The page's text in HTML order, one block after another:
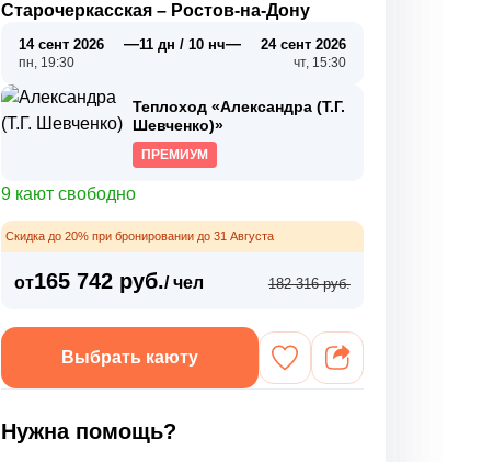
Старочеркасская – Ростов-на-Дону
14 сент 2026
пн, 19:30
—11 дн / 10 нч— 24 сент 2026
чт, 15:30
Теплоход «Александра (Т.Г.
Шевченко)»
ПРЕМИУМ
9 кают свободно
Скидка до 20% при бронировании до 31 Августа
от165 742 руб./ чел 182 316 руб.
Выбрать каюту
Нужна помощь?